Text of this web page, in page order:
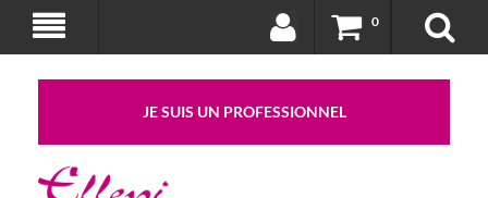
0
JE SUIS UN PROFESSIONNEL